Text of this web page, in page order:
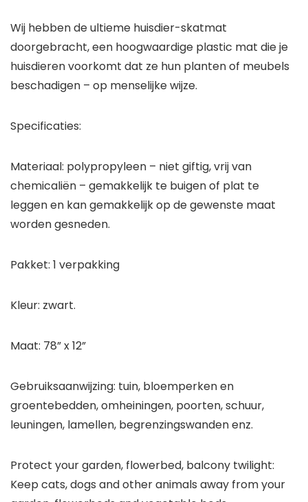
Wij hebben de ultieme huisdier-skatmat
doorgebracht, een hoogwaardige plastic mat die je
huisdieren voorkomt dat ze hun planten of meubels
beschadigen – op menselijke wijze.
Specificaties:
Materiaal: polypropyleen – niet giftig, vrij van
chemicaliën – gemakkelijk te buigen of plat te
leggen en kan gemakkelijk op de gewenste maat
worden gesneden.
Pakket: 1 verpakking
Kleur: zwart.
Maat: 78” x 12”
Gebruiksaanwijzing: tuin, bloemperken en
groentebedden, omheiningen, poorten, schuur,
leuningen, lamellen, begrenzingswanden enz.
Protect your garden, flowerbed, balcony twilight:
Keep cats, dogs and other animals away from your